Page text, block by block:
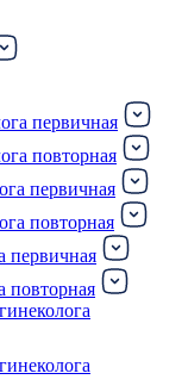
первичная
повторная
первичная
повторная
первичная
повторная